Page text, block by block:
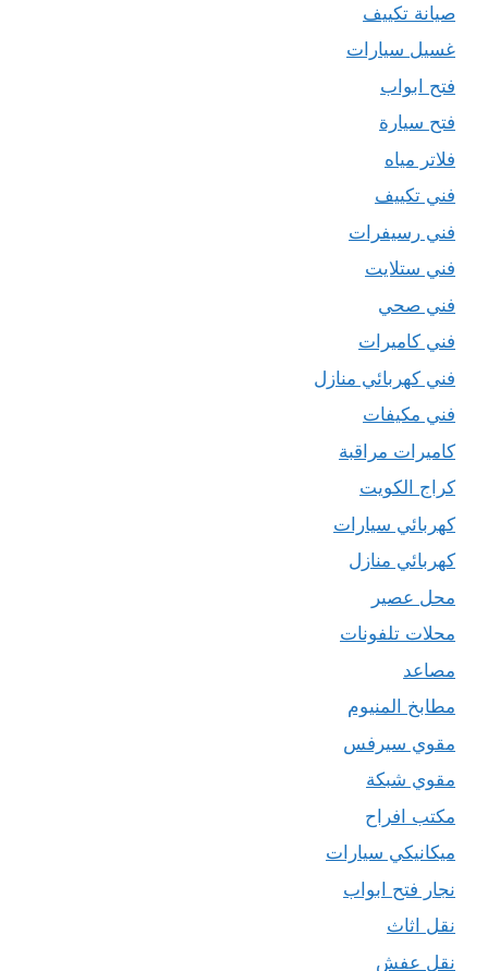
صيانة تكييف
غسيل سيارات
فتح ابواب
فتح سيارة
فلاتر مياه
فني تكييف
فني رسيفرات
فني ستلايت
فني صحي
فني كاميرات
فني كهربائي منازل
فني مكيفات
كاميرات مراقبة
كراج الكويت
كهربائي سيارات
كهربائي منازل
محل عصير
محلات تلفونات
مصاعد
مطابخ المنيوم
مقوي سيرفس
مقوي شبكة
مكتب افراح
ميكانيكي سيارات
نجار فتح ابواب
نقل اثاث
نقل عفش